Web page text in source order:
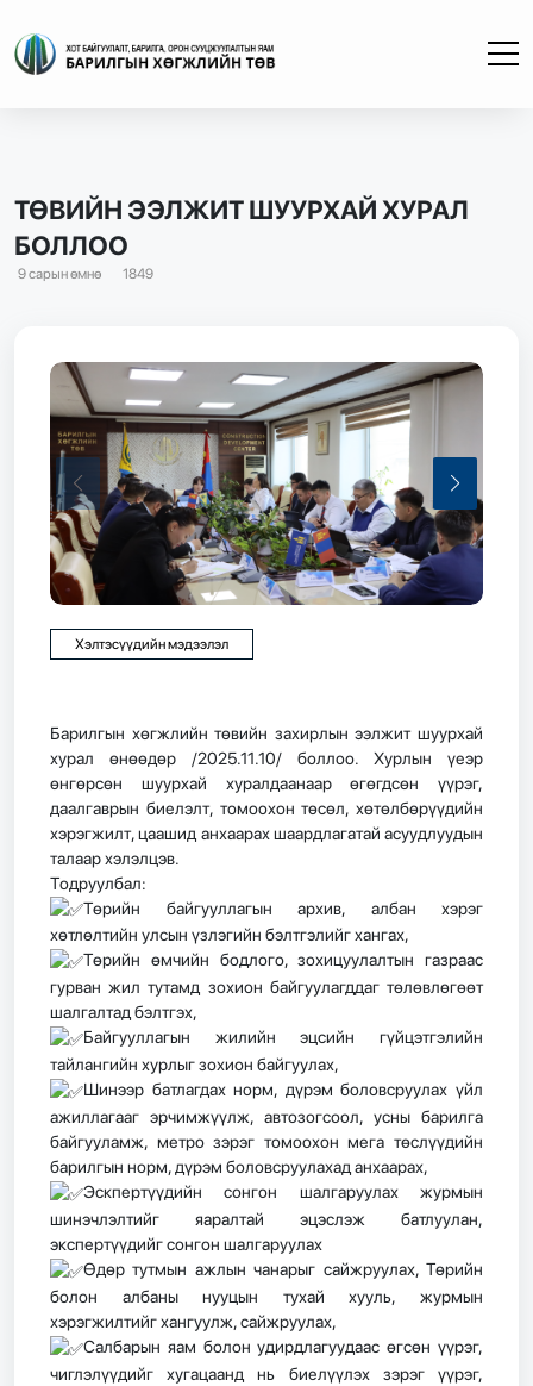
ТӨВИЙН ЭЭЛЖИТ ШУУРХАЙ ХУРАЛ
БОЛЛОО
9 сарын өмнө 1849
Хэлтэсүүдийн мэдээлэл
Барилгын хөгжлийн төвийн захирлын ээлжит шуурхай
хурал өнөөдөр /2025.11.10/ боллоо. Хурлын үеэр
өнгөрсөн шуурхай хуралдаанаар өгөгдсөн үүрэг,
даалгаврын биелэлт, томоохон төсөл, хөтөлбөрүүдийн
хэрэгжилт, цаашид анхаарах шаардлагатай асуудлуудын
талаар хэлэлцэв.
Тодруулбал:
Төрийн байгууллагын архив, албан хэрэг
хөтлөлтийн улсын үзлэгийн бэлтгэлийг хангах,
Төрийн өмчийн бодлого, зохицуулалтын газраас
гурван жил тутамд зохион байгуулагддаг төлөвлөгөөт
шалгалтад бэлтгэх,
Байгууллагын жилийн эцсийн гүйцэтгэлийн
тайлангийн хурлыг зохион байгуулах,
Шинээр батлагдах норм, дүрэм боловсруулах үйл
ажиллагааг эрчимжүүлж, автозогсоол, усны барилга
байгууламж, метро зэрэг томоохон мега төслүүдийн
барилгын норм, дүрэм боловсруулахад анхаарах,
Эскпертүүдийн сонгон шалгаруулах журмын
шинэчлэлтийг яаралтай эцэслэж батлуулан,
экспертүүдийг сонгон шалгаруулах
Өдөр тутмын ажлын чанарыг сайжруулах, Төрийн
болон албаны нууцын тухай хууль, журмын
хэрэгжилтийг хангуулж, сайжруулах,
Салбарын яам болон удирдлагуудаас өгсөн үүрэг,
чиглэлүүдийг хугацаанд нь биелүүлэх зэрэг үүрэг,